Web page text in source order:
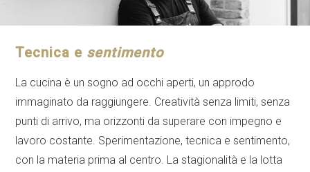
Tecnica e sentimento
La cucina è un sogno ad occhi aperti, un approdo
immaginato da raggiungere. Creatività senza limiti, senza
punti di arrivo, ma orizzonti da superare con impegno e
lavoro costante. Sperimentazione, tecnica e sentimento,
con la materia prima al centro. La stagionalità e la lotta